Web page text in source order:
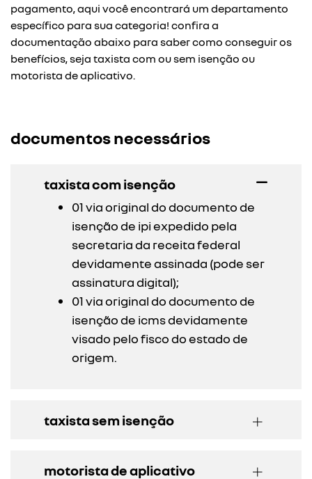
pagamento, aqui você encontrará um departamento
específico para sua categoria! confira a
documentação abaixo para saber como conseguir os
benefícios, seja taxista com ou sem isenção ou
motorista de aplicativo.
documentos necessários
taxista com isenção
01 via original do documento de
isenção de ipi expedido pela
secretaria da receita federal
devidamente assinada (pode ser
assinatura digital);
01 via original do documento de
isenção de icms devidamente
visado pelo fisco do estado de
origem.
taxista sem isenção
motorista de aplicativo